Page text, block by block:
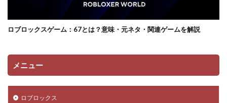
ロブロックスゲーム：67とは？意味・元ネタ・関連ゲームを解説
メニュー
ロブロックス